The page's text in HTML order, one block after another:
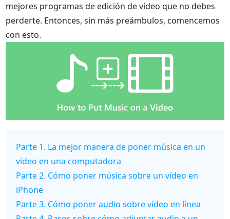
mejores programas de edición de vídeo que no debes
perderte. Entonces, sin más preámbulos, comencemos
con esto.
Parte 1. La mejor manera de poner música en un
vídeo en una computadora
Parte 2. Cómo poner música sobre un vídeo en
iPhone
Parte 3. Cómo poner audio sobre vídeo en línea